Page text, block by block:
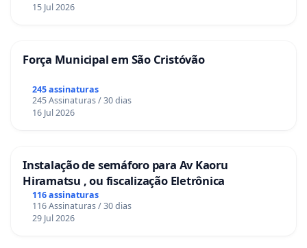
15 Jul 2026
Força Municipal em São Cristóvão
245 assinaturas
245 Assinaturas / 30 dias
16 Jul 2026
Instalação de semáforo para Av Kaoru
Hiramatsu , ou fiscalização Eletrônica
116 assinaturas
116 Assinaturas / 30 dias
29 Jul 2026